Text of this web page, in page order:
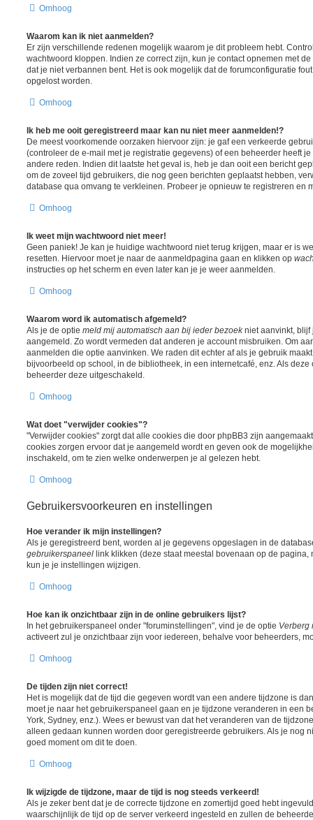
Omhoog
Waarom kan ik niet aanmelden?
Er zijn verschillende redenen mogelijk waarom je dit probleem hebt.
wachtwoord kloppen. Indien ze correct zijn, kun je contact opnemen met
dat je niet verbannen bent. Het is ook mogelijk dat de forumconfiguratie
opgelost worden.
Omhoog
Ik heb me ooit geregistreerd maar kan nu niet meer aanmelden!?
De meest voorkomende oorzaken hiervoor zijn: je gaf een verkeerde
(controleer de e-mail met je registratie gegevens) of een beheerder heeft
andere reden. Indien dit laatste het geval is, heb je dan ooit een bericht
om de zoveel tijd gebruikers, die nog geen berichten geplaatst hebben,
database qua omvang te verkleinen. Probeer je opnieuw te registreren en
Omhoog
Ik weet mijn wachtwoord niet meer!
Geen paniek! Je kan je huidige wachtwoord niet terug krijgen, maar er is
resetten. Hiervoor moet je naar de aanmeldpagina gaan en klikken op
instructies op het scherm en even later kan je je weer aanmelden.
Omhoog
Waarom word ik automatisch afgemeld?
Als je de optie meld mij automatisch aan bij ieder bezoekniet aanvinkt, blijf
aangemeld. Zo wordt vermeden dat anderen je account misbruiken. Om
aanmelden die optie aanvinken. We raden dit echter af als je gebruik
bijvoorbeeld op school, in de bibliotheek, in een internetcafé, enz. Als
beheerder deze uitgeschakeld.
Omhoog
Wat doet "verwijder cookies"?
"Verwijder cookies" zorgt dat alle cookies die door phpBB3 zijn
cookies zorgen ervoor dat je aangemeld wordt en geven ook de
inschakeld, om te zien welke onderwerpen je al gelezen hebt.
Omhoog
Gebruikersvoorkeuren en instellingen
Hoe verander ik mijn instellingen?
Als je geregistreerd bent, worden al je gegevens opgeslagen in de
gebruikerspaneel link klikken (deze staat meestal bovenaan op de
kun je je instellingen wijzigen.
Omhoog
Hoe kan ik onzichtbaar zijn in de online gebruikers lijst?
In het gebruikerspaneel onder "foruminstellingen", vind je de optie Verberg
activeert zul je onzichtbaar zijn voor iedereen, behalve voor beheerders,
Omhoog
De tijden zijn niet correct!
Het is mogelijk dat de tijd die gegeven wordt van een andere tijdzone is
moet je naar het gebruikerspaneel gaan en je tijdzone veranderen in een
York, Sydney, enz.). Wees er bewust van dat het veranderen van de
alleen gedaan kunnen worden door geregistreerde gebruikers. Als je nog
goed moment om dit te doen.
Omhoog
Ik wijzigde de tijdzone, maar de tijd is nog steeds verkeerd!
Als je zeker bent dat je de correcte tijdzone en zomertijd goed hebt
waarschijnlijk de tijd op de server verkeerd ingesteld en zullen de